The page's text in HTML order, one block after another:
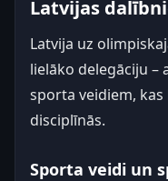
Latvijas
Latvija uz
lielāko delegāciju –
sporta veidiem, kas
disciplīnās.
Sporta veidi un